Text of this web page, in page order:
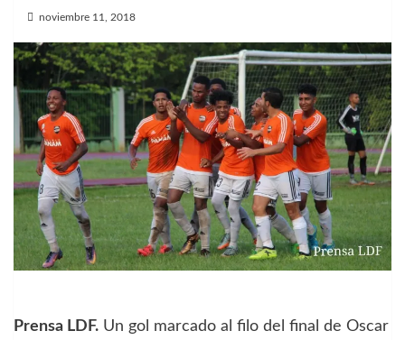
noviembre 11, 2018
Prensa LDF. Un gol marcado al filo del final de Oscar